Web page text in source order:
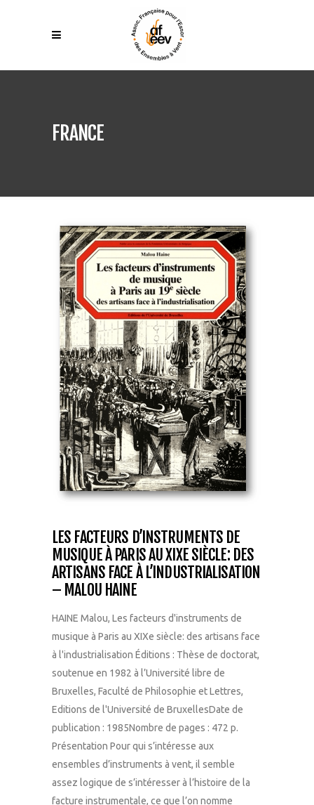
FRANCE
LES FACTEURS D’INSTRUMENTS DE
MUSIQUE À PARIS AU XIXE SIÈCLE: DES
ARTISANS FACE À L’INDUSTRIALISATION
– MALOU HAINE
HAINE Malou, Les facteurs d'instruments de
musique à Paris au XIXe siècle: des artisans face
à l'industrialisation Éditions : Thèse de doctorat,
soutenue en 1982 à l’Université libre de
Bruxelles, Faculté de Philosophie et Lettres,
Editions de l'Université de BruxellesDate de
publication : 1985Nombre de pages : 472 p.
Présentation Pour qui s’intéresse aux
ensembles d’instruments à vent, il semble
assez logique de s’intéresser à l’histoire de la
facture instrumentale, ce que l’on nomme